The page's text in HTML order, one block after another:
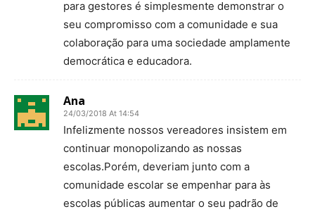
para gestores é simplesmente demonstrar o
seu compromisso com a comunidade e sua
colaboração para uma sociedade amplamente
democrática e educadora.
Ana
24/03/2018 At 14:54
Infelizmente nossos vereadores insistem em
continuar monopolizando as nossas
escolas.Porém, deveriam junto com a
comunidade escolar se empenhar para às
escolas públicas aumentar o seu padrão de